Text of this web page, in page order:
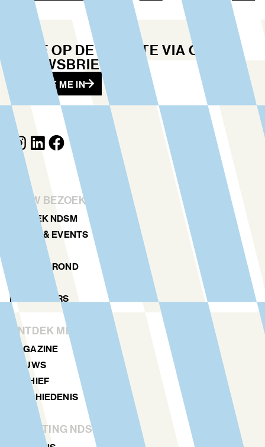
JOUW BEZOEK
ONTDEK NDSM
KUNST & EVENTS
AGENDA
PLATTEGROND
LOCATIES
NDSM TOERS
ONTDEK MEER
MAGAZINE
NIEUWS
ARCHIEF
GESCHIEDENIS
STICHTING NDSM-WERF
BLIJF OP DE HOOGTE VIA ONZE
NIEUWSBRIEF
SCHRIJF ME IN